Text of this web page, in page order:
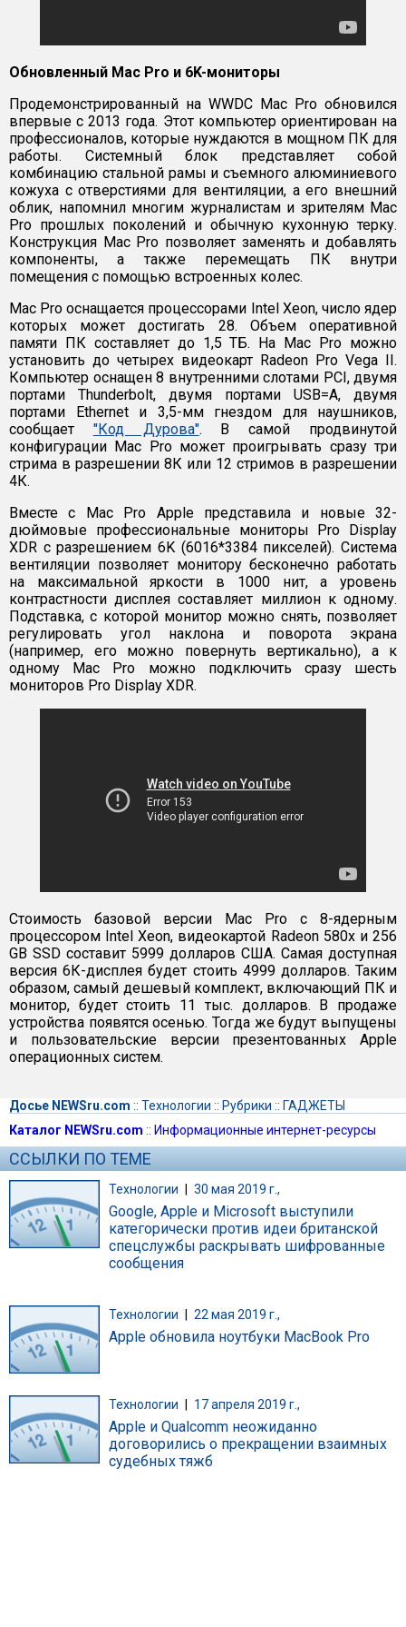
Обновленный Mac Pro и 6K-мониторы
Продемонстрированный на WWDC Mac Pro обновился
впервые с 2013 года. Этот компьютер ориентирован на
профессионалов, которые нуждаются в мощном ПК для
работы. Системный блок представляет собой
комбинацию стальной рамы и съемного алюминиевого
кожуха с отверстиями для вентиляции, а его внешний
облик, напомнил многим журналистам и зрителям Mac
Pro прошлых поколений и обычную кухонную терку.
Конструкция Mac Pro позволяет заменять и добавлять
компоненты, а также перемещать ПК внутри
помещения с помощью встроенных колес.
Mac Pro оснащается процессорами Intel Xeon, число ядер
которых может достигать 28. Объем оперативной
памяти ПК составляет до 1,5 ТБ. На Mac Pro можно
установить до четырех видеокарт Radeon Pro Vega II.
Компьютер оснащен 8 внутренними слотами PCI, двумя
портами Thunderbolt, двумя портами USB=А, двумя
портами Ethernet и 3,5-мм гнездом для наушников,
сообщает "Код Дурова". В самой продвинутой
конфигурации Mac Pro может проигрывать сразу три
стрима в разрешении 8К или 12 стримов в разрешении
4К.
Вместе с Mac Pro Apple представила и новые 32-
дюймовые профессиональные мониторы Pro Display
XDR с разрешением 6K (6016*3384 пикселей). Система
вентиляции позволяет монитору бесконечно работать
на максимальной яркости в 1000 нит, а уровень
контрастности дисплея составляет миллион к одному.
Подставка, с которой монитор можно снять, позволяет
регулировать угол наклона и поворота экрана
(например, его можно повернуть вертикально), а к
одному Mac Pro можно подключить сразу шесть
мониторов Pro Display XDR.
Стоимость базовой версии Mac Pro с 8-ядерным
процессором Intel Xeon, видеокартой Radeon 580x и 256
GB SSD составит 5999 долларов США. Самая доступная
версия 6К-дисплея будет стоить 4999 долларов. Таким
образом, самый дешевый комплект, включающий ПК и
монитор, будет стоить 11 тыс. долларов. В продаже
устройства появятся осенью. Тогда же будут выпущены
и пользовательские версии презентованных Apple
операционных систем.
Досье NEWSru.com :: Технологии :: Рубрики :: ГАДЖЕТЫ
Каталог NEWSru.com :: Информационные интернет-ресурсы
ССЫЛКИ ПО ТЕМЕ
Технологии | 30 мая 2019 г.,
Google, Apple и Microsoft выступили
категорически против идеи британской
спецслужбы раскрывать шифрованные
сообщения
Технологии 22 мая 2019 г.,
Apple обновила ноутбуки MacBook Pro
Технологии 17 апреля 2019 г.,
Apple и Qualcomm неожиданно
договорились о прекращении взаимных
судебных тяжб